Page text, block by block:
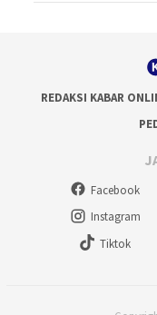
REDAKSI KABAR
Facebook
Instagram
Tiktok